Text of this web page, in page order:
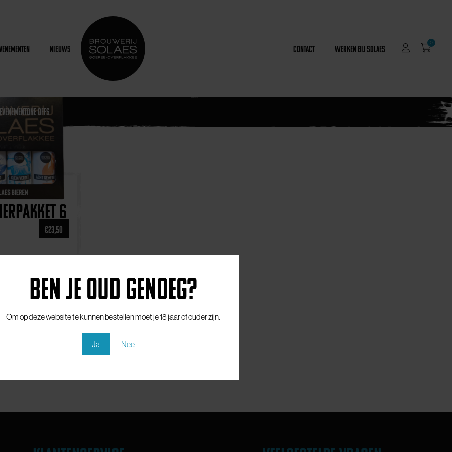
Ben je oud genoeg?
Om op deze website te kunnen bestellen moet je 18 jaar of ouder zijn.
Ja Nee
Nieuws Contact Werken bij Solaes
0
EvenementOne Offs
6
€23,50